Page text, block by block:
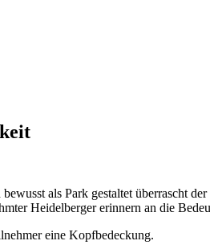
als Park gestaltet überrascht
Heidelberger erinnern an die
eine Kopfbedeckung.